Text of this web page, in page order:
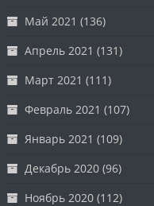
Май 2021 (136)
Апрель 2021 (131)
Март 2021 (111)
Февраль 2021 (107)
Январь 2021 (109)
Декабрь 2020 (96)
Ноябрь 2020 (112)